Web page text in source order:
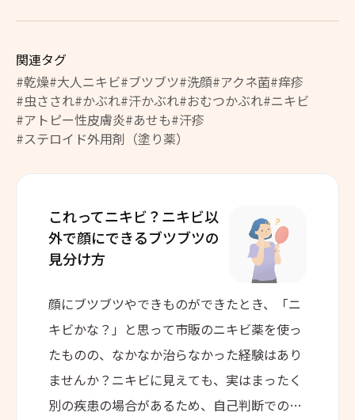
関連タグ
#乾燥#大人ニキビ#ブツブツ#洗顔#アクネ菌#痒疹
#虫さされ#かぶれ#汗かぶれ#おむつかぶれ#ニキビ
#アトピー性皮膚炎#あせも#汗疹
#ステロイド外用剤（塗り薬）
これってニキビ？ ニキビ以
外で顔にできるブツブツの
見分け方
顔にブツブツやできものができたとき、「ニ
キビかな？」と思って市販のニキビ薬を使っ
たものの、なかなか治らなかった経験はあり
ませんか？ニキビに見えても、実はまったく
別の疾患の場合があるため、自己判断でのケ